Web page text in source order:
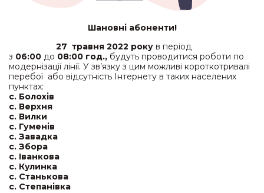
Шановні абоненти!
27 травня 2022 року в період
з 06:00 до 08:00 год., будуть проводитися роботи по
модернізації лінії. У зв’язку з цим можливі короткотривалі
перебої або відсутність Інтернету в таких населених
пунктах:
с. Болохів
с. Верхня
с. Вилки
с. Гуменів
с. Завадка
с. Збора
с. Іванкова
с. Кулинка
с. Станькова
с. Степанівка